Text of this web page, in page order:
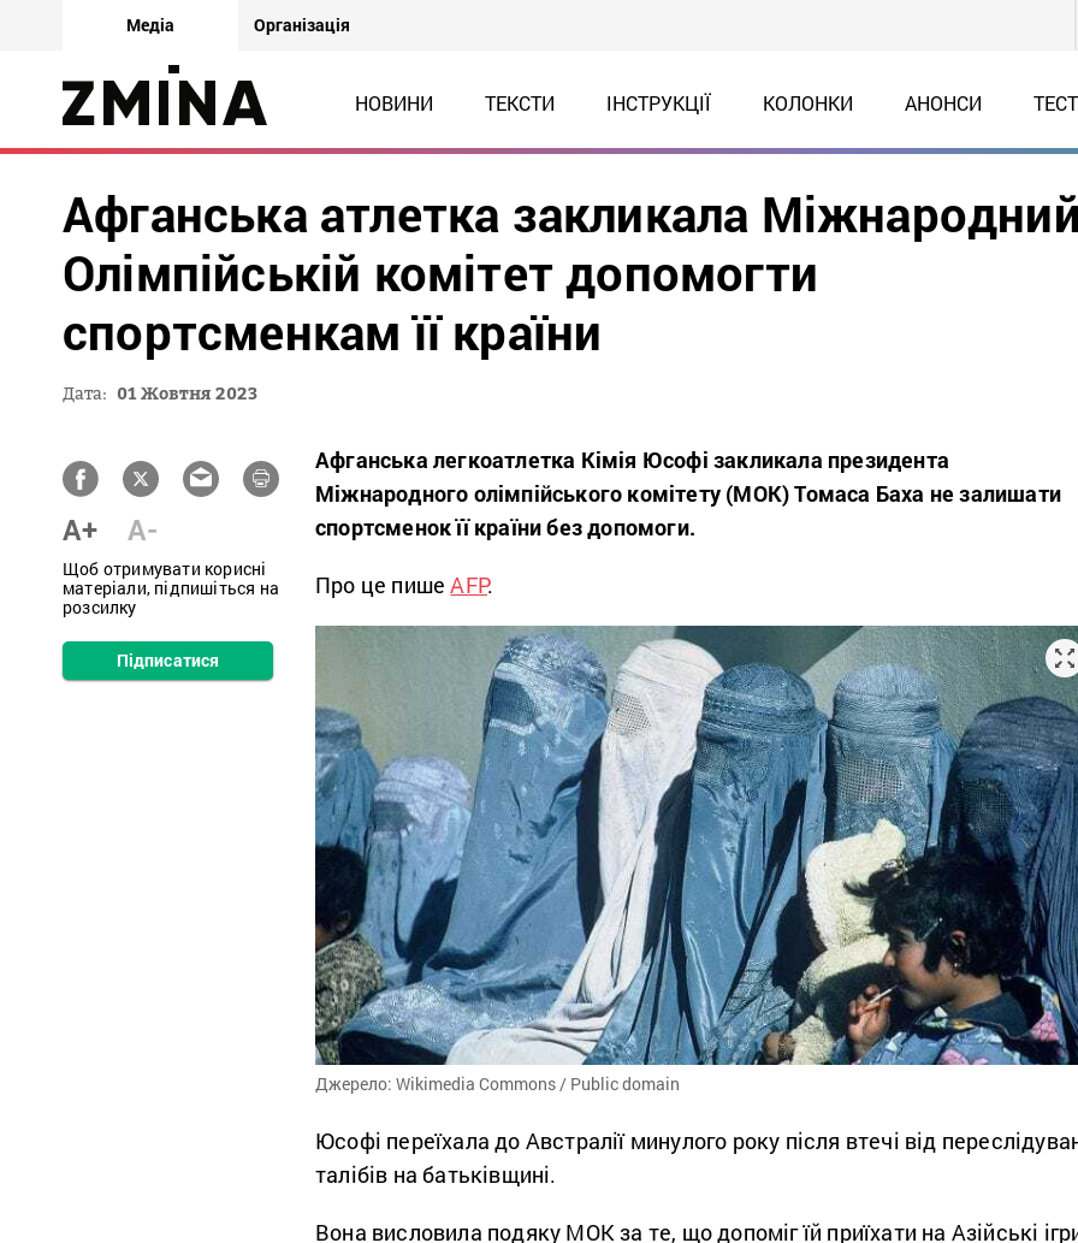
Медіа Організація
НОВИНИ ТЕКСТИ ІНСТРУКЦІЇ КОЛОНКИ АНОНСИ
Афганська атлетка закликала Міжнародний
Олімпійській комітет допомогти
спортсменкам її країни
Дата: 01 Жовтня 2023
A+ A-
Щоб отримувати корисні
матеріали, підпишіться на
розсилку
Підписатися
Афганська легкоатлетка Кімія Юсофі закликала президента
Міжнародного олімпійського комітету (МОК) Томаса Баха не залишати
спортсменок її країни без допомоги.
Про це пишеAFP.
Джерело: Wikimedia Commons / Public domain
Юсофі переїхала до Австралії минулого року після втечі від
талібів на батьківщині.
Вона висловила подяку МОК за те, що допоміг їй приїхати на Азійські